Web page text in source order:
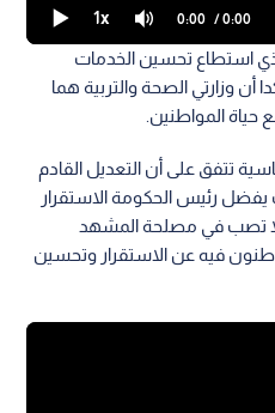
1x 0:00 / 0:00
استطاع تحسين الخدمات
أن وزارتي الصحة والتربية هما
حياة المواطنين.
تتفق على أن التعديل القادم
رئيس الحكومة الاستقرار
لا تصب في مصلحة المشهد
فيه عن الاستقرار وتحسين